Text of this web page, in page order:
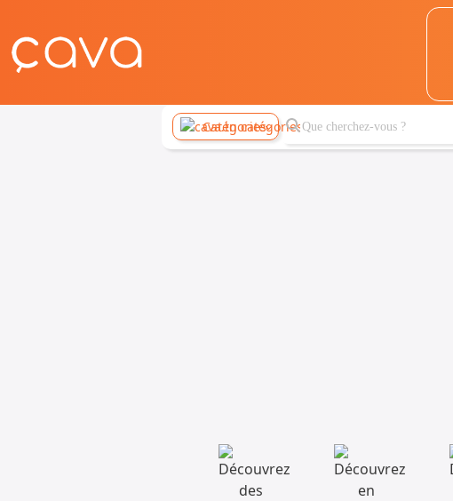
Catégories